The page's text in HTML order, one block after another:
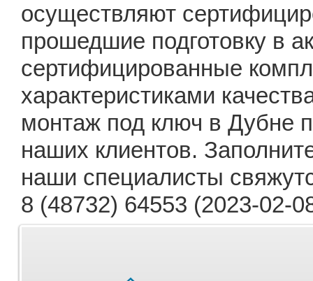
осуществляют
прошедшие подготовку в
сертифицированные
характеристиками
монтаж под ключ в Дубне
наших клиентов.
наши специалисты
8 (48732) 64553 (2023-02-